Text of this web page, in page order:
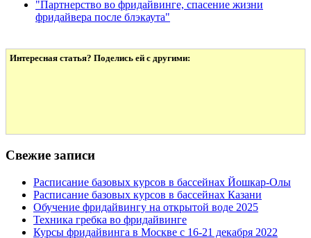
"Партнерство во фридайвинге, спасение жизни
фридайвера после блэкаута"
Интересная статья? Поделись ей с другими:
Свежие записи
Расписание базовых курсов в бассейнах Йошкар-Олы
Расписание базовых курсов в бассейнах Казани
Обучение фридайвингу на открытой воде 2025
Техника гребка во фридайвинге
Курсы фридайвинга в Москве с 16-21 декабря 2022